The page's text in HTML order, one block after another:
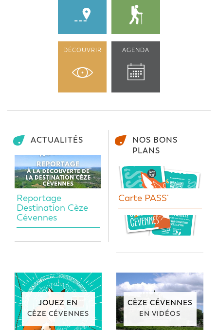
DÉCOUVRIR AGENDA
ACTUALITÉS
Reportage
Destination Cèze
Cévennes
NOS BONS
PLANS
Carte PASS'
JOUEZ EN
CÈZE CÉVENNES
CÈZE CÉVENNES
EN VIDÉOS